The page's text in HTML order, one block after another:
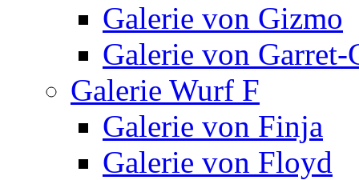
Galerie von Gizmo
Galerie von Garret-
Galerie Wurf F
Galerie von Finja
Galerie von Floyd